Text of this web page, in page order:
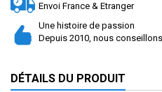
Envoi France & Etranger
Une histoire de passion
Depuis 2010, nous
DÉTAILS DU PRODUIT